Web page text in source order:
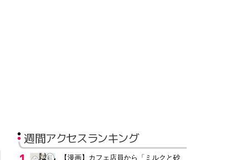
週間アクセスランキング
【漫画】カフェ店員から「ミルクと砂